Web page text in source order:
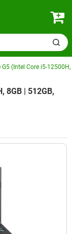
(Intel Core i5-12500H,
8GB | 512GB,